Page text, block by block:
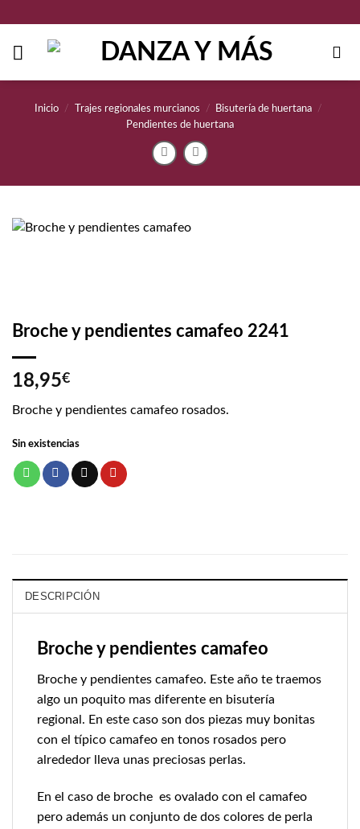
contenido
Inicio / Trajes regionales murcianos / Bisutería de huertana
/
Pendientes de huertana
Broche y pendientes camafeo 2241
18,95€
Broche y pendientes camafeo rosados.
Sin existencias
DESCRIPCIÓN
Broche y pendientes camafeo
Broche y pendientes camafeo. Este año te traemos
algo un poquito mas diferente en bisutería
regional. En este caso son dos piezas muy bonitas
con el típico camafeo en tonos rosados pero
alrededor lleva unas preciosas perlas.
En el caso de broche es ovalado con el camafeo
pero además un conjunto de dos colores de perla